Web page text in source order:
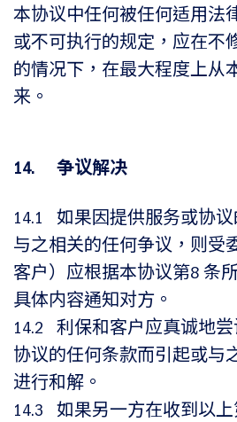
本协议中任何被任何适用法
或不可执行的规定，应在不
的情况下，在最大程度上从
来。
14. 争议解决
14.1 如果因提供服务或协
与之相关的任何争议，则受
客户）应根据本协议第8 条
具体内容通知对方。
14.2 利保和客户应真诚地
协议的任何条款而引起或与
进行和解。
14.3 如果另一方在收到以上